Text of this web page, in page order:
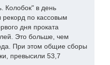
Колобок" в день
рекорд по кассовым
дня проката
Это больше, чем
При этом общие сборы
превысили 53,7